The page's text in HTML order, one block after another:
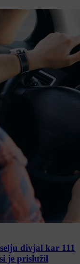
divjal kar 111
je prislužil